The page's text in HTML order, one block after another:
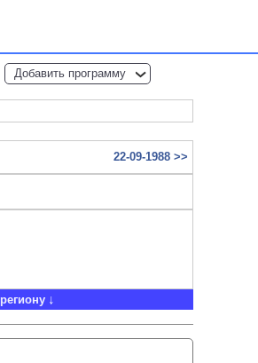
Добавить программу
22-09-1988 >>
региону